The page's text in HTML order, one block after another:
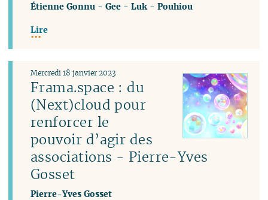
Étienne Gonnu -Gee -Luk-Pouhiou
Lire
Frama.space : du
(Next)cloud pour
renforcer le
pouvoir d’agir des
associations - Pierre-Yves
Gosset
Mercredi 18 janvier 2023
Pierre-Yves Gosset